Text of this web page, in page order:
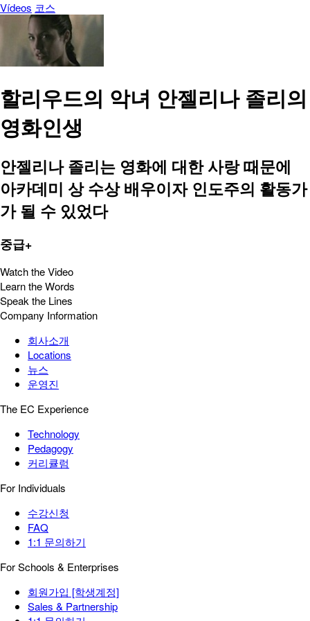
Vídeos 코스
할리우드의 악녀 안젤리나 졸리의
영화인생
안젤리나 졸리는 영화에 대한 사랑 때문에
아카데미 상 수상 배우이자 인도주의 활동가
가 될 수 있었다
중급+
Watch the Video
Learn the Words
Speak the Lines
Company Information
회사소개
Locations
뉴스
운영진
The EC Experience
Technology
Pedagogy
커리큘럼
For Individuals
수강신청
FAQ
1:1 문의하기
For Schools & Enterprises
회원가입 [학생계정]
Sales & Partnership